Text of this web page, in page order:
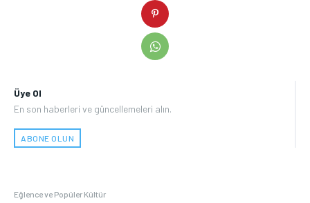
Üye Ol
En son haberleri ve güncellemeleri alın.
ABONE OLUN
Eğlence ve Popüler Kültür